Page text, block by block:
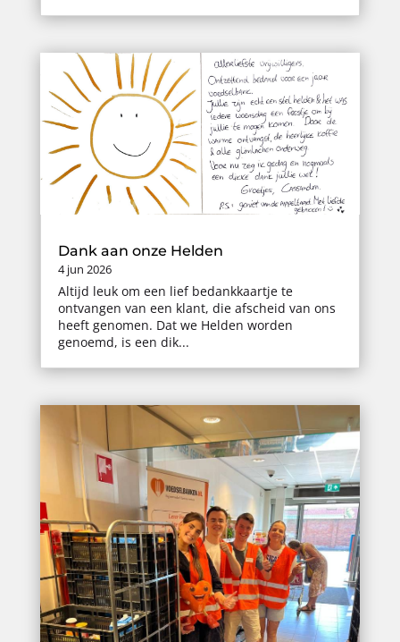
Dank aan onze Helden
4 jun 2026
Altijd leuk om een lief bedankkaartje te
ontvangen van een klant, die afscheid van ons
heeft genomen. Dat we Helden worden
genoemd, is een dik...